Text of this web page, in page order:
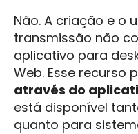
Não. A criação e o
transmissão não
aplicativo para
Web. Esse recurso
através do
está disponível
quanto para